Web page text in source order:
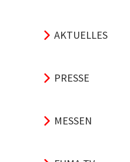
AKTUELLES
PRESSE
MESSEN